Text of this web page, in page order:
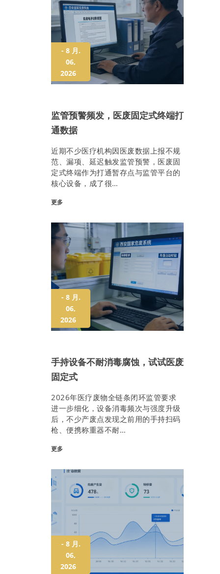
- 8 月.
06,
2026
监管预警频发，医废固定式终端打
通数据
近期不少医疗机构因医废数据上报不规
范、漏项、延迟触发监管预警，医废固
定式终端作为打通暂存点与监管平台的
核心设备，成了很…
更多
- 8 月.
06,
2026
手持设备不耐消毒腐蚀，试试医废
固定式
2026年医疗废物全链条闭环监管要求
进一步细化，设备消毒频次与强度升级
后，不少产废点发现之前用的手持扫码
枪、便携称重器不耐…
更多
- 8 月.
06,
2026